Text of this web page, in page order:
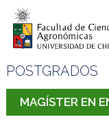
POSTGRADOS
MAGÍSTER EN